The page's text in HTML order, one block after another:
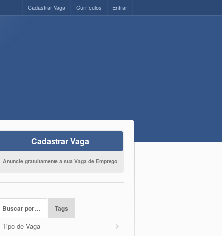
Entrar
Currículos
Cadastrar Vaga
Cadastrar Vaga
Anuncie gratuitamente a sua Vaga de Emprego
Buscar por… Tags
Tipo de Vaga